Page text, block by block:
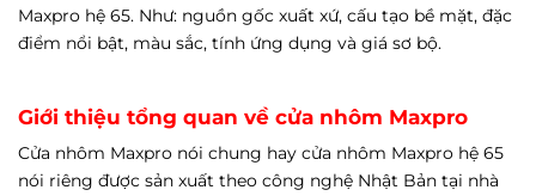
Maxpro hệ 65. Như: nguồn gốc xuất xứ, cấu tạo bề mặt, đặc
điểm nổi bật, màu sắc, tính ứng dụng và giá sơ bộ.
Giới thiệu tổng quan về cửa nhôm Maxpro
Cửa nhôm Maxpro nói chung hay cửa nhôm Maxpro hệ 65
nói riêng được sản xuất theo công nghệ Nhật Bản tại nhà